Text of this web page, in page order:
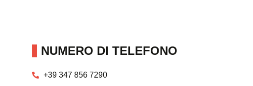
NUMERO DI TELEFONO
+39 347 856 7290